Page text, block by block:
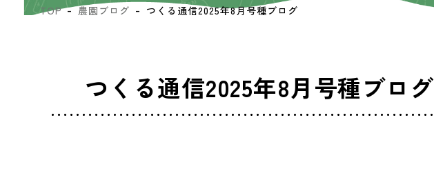
TOP 農園ブログ つくる通信2025年8月号種ブログ
つくる通信2025年8月号種ブログ